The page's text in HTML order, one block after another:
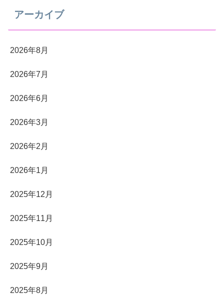
アーカイブ
2026年8月
2026年7月
2026年6月
2026年3月
2026年2月
2026年1月
2025年12月
2025年11月
2025年10月
2025年9月
2025年8月